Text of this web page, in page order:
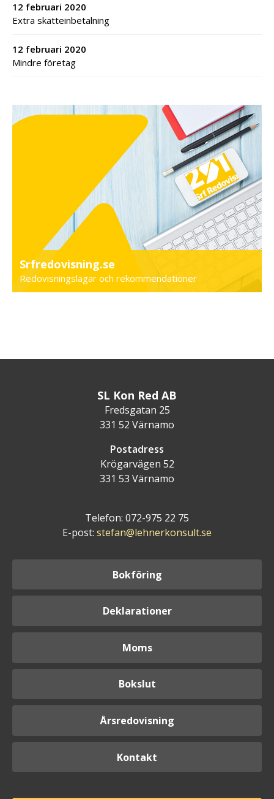
12 februari 2020
Extra skatteinbetalning
12 februari 2020
Mindre företag
Srfredovisning.se
Redovisningslagar och rekommendationer
SL Kon Red AB
Fredsgatan 25
331 52 Värnamo
Postadress
Krögarvägen 52
331 53 Värnamo
Telefon: 072-975 22 75
E-post: stefan@lehnerkonsult.se
Bokföring
Deklarationer
Moms
Bokslut
Årsredovisning
Kontakt